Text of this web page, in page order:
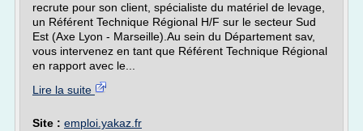
recrute pour son client, spécialiste du matériel de levage,
un Référent Technique Régional H/F sur le secteur Sud
Est (Axe Lyon - Marseille).Au sein du Département sav,
vous intervenez en tant que Référent Technique Régional
en rapport avec le...
Lire la suite
Site : emploi.yakaz.fr